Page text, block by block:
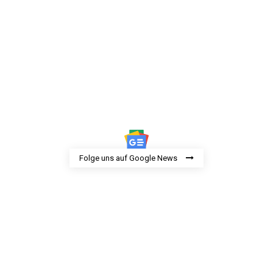
Folge uns auf Google News